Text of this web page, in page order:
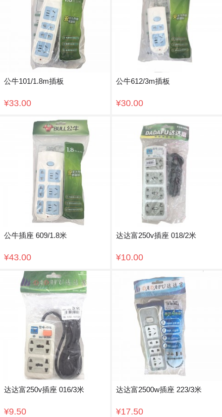
公牛101/1.8m插板
¥33.00
公牛612/3m插板
¥30.00
公牛插座 609/1.8米
¥43.00
达达富250v插座 018/2米
¥10.00
达达富250v插座 016/3米
¥9.50
达达富2500w插座 223/3米
¥17.50